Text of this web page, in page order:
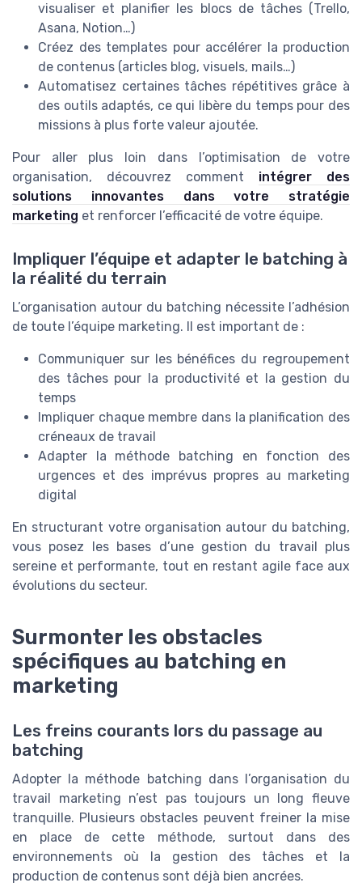
visualiser et planifier les blocs de tâches (Trello,
Asana, Notion…)
Créez des templates pour accélérer la production
de contenus (articles blog, visuels, mails…)
Automatisez certaines tâches répétitives grâce à
des outils adaptés, ce qui libère du temps pour des
missions à plus forte valeur ajoutée.
Pour aller plus loin dans l’optimisation de votre
organisation, découvrez comment intégrer des
solutions innovantes dans votre stratégie
marketing et renforcer l’efficacité de votre équipe.
Impliquer l’équipe et adapter le batching à
la réalité du terrain
L’organisation autour du batching nécessite l’adhésion
de toute l’équipe marketing. Il est important de :
Communiquer sur les bénéfices du regroupement
des tâches pour la productivité et la gestion du
temps
Impliquer chaque membre dans la planification des
créneaux de travail
Adapter la méthode batching en fonction des
urgences et des imprévus propres au marketing
digital
En structurant votre organisation autour du batching,
vous posez les bases d’une gestion du travail plus
sereine et performante, tout en restant agile face aux
évolutions du secteur.
Surmonter les obstacles
spécifiques au batching en
marketing
Les freins courants lors du passage au
batching
Adopter la méthode batching dans l’organisation du
travail marketing n’est pas toujours un long fleuve
tranquille. Plusieurs obstacles peuvent freiner la mise
en place de cette méthode, surtout dans des
environnements où la gestion des tâches et la
production de contenus sont déjà bien ancrées.